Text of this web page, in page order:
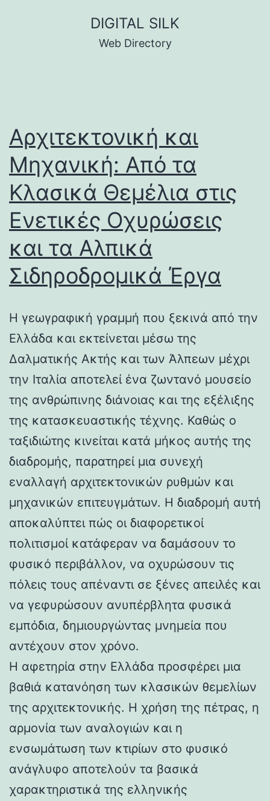
DIGITAL SILK
Web Directory
Αρχιτεκτονική και
Μηχανική: Από τα
Κλασικά Θεμέλια στις
Ενετικές Οχυρώσεις
και τα Αλπικά
Σιδηροδρομικά Έργα
Η γεωγραφική γραμμή που ξεκινά από την
Ελλάδα και εκτείνεται μέσω της
Δαλματικής Ακτής και των Άλπεων μέχρι
την Ιταλία αποτελεί ένα ζωντανό μουσείο
της ανθρώπινης διάνοιας και της εξέλιξης
της κατασκευαστικής τέχνης. Καθώς ο
ταξιδιώτης κινείται κατά μήκος αυτής της
διαδρομής, παρατηρεί μια συνεχή
εναλλαγή αρχιτεκτονικών ρυθμών και
μηχανικών επιτευγμάτων. Η διαδρομή αυτή
αποκαλύπτει πώς οι διαφορετικοί
πολιτισμοί κατάφεραν να δαμάσουν το
φυσικό περιβάλλον, να οχυρώσουν τις
πόλεις τους απέναντι σε ξένες απειλές και
να γεφυρώσουν ανυπέρβλητα φυσικά
εμπόδια, δημιουργώντας μνημεία που
αντέχουν στον χρόνο.
Η αφετηρία στην Ελλάδα προσφέρει μια
βαθιά κατανόηση των κλασικών θεμελίων
της αρχιτεκτονικής. Η χρήση της πέτρας, η
αρμονία των αναλογιών και η
ενσωμάτωση των κτιρίων στο φυσικό
ανάγλυφο αποτελούν τα βασικά
χαρακτηριστικά της ελληνικής